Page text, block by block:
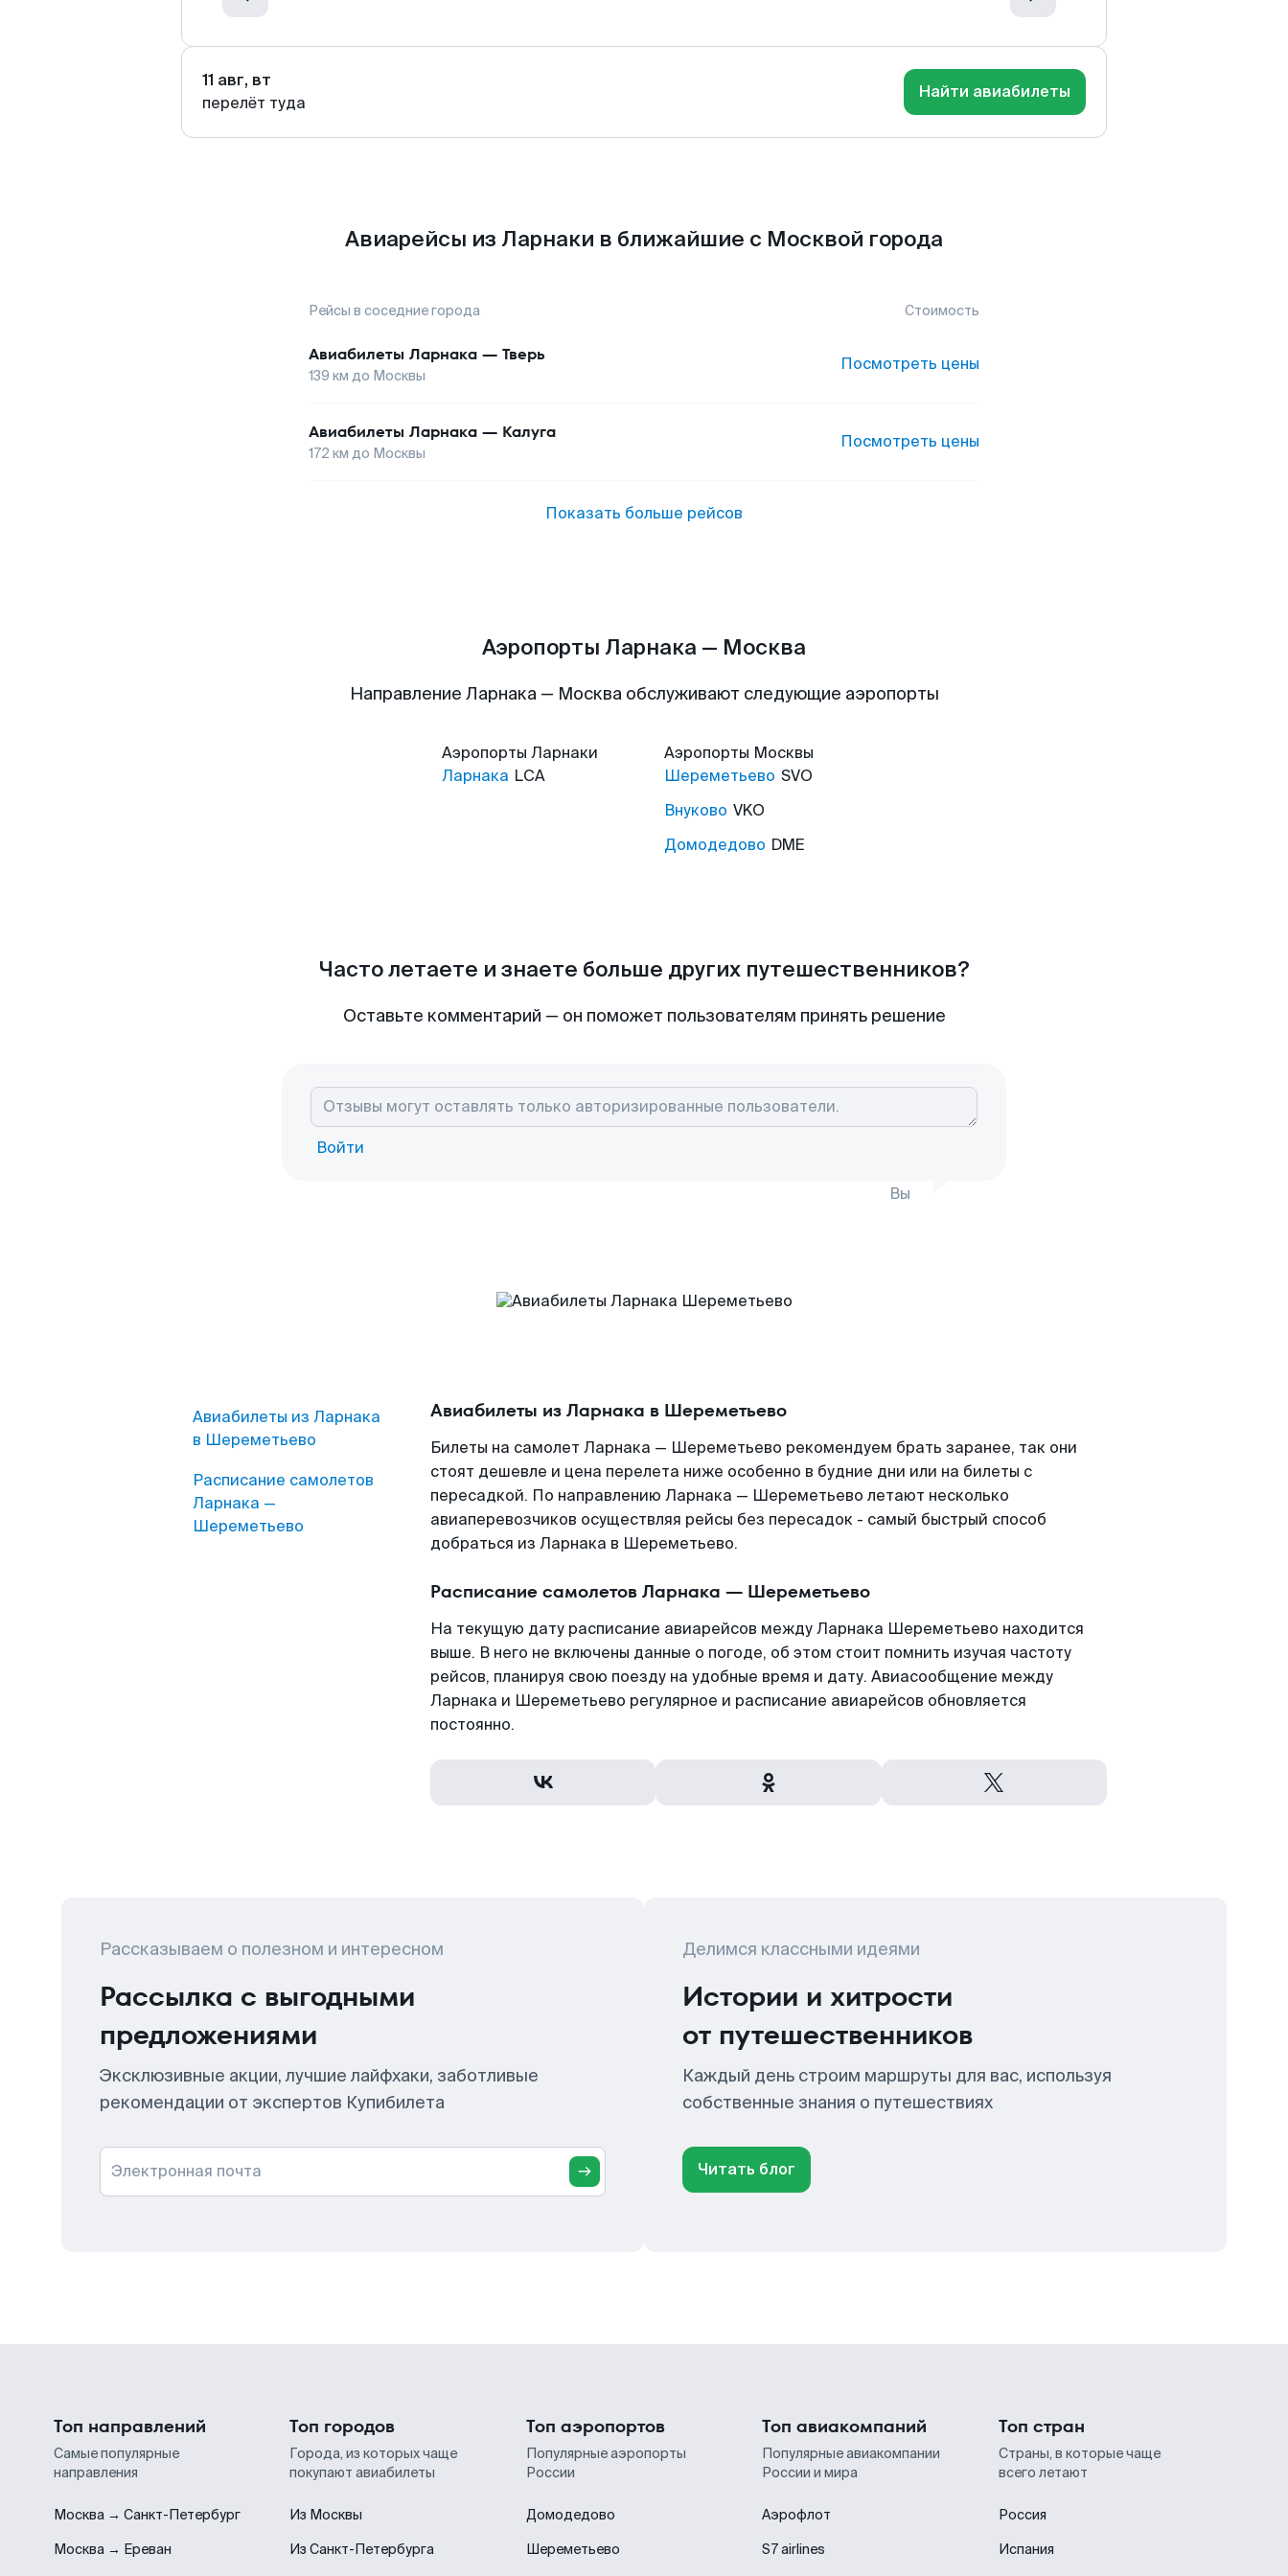
11 авг, вт
перелёт туда
Найти авиабилеты
Авиарейсы из Ларнаки в ближайшие с Москвой города
Рейсы в соседние города Стоимость
Авиабилеты Ларнака — Тверь
139 км до Москвы
Посмотреть цены
Авиабилеты Ларнака — Калуга
172 км до Москвы
Посмотреть цены
Показать больше рейсов
Аэропорты Ларнака — Москва
Направление Ларнака — Москва обслуживают следующие аэропорты
Аэропорты Ларнаки
Ларнака LCA
Аэропорты Москвы
Шереметьево SVO
Внуково VKO
Домодедово DME
Часто летаете и знаете больше других путешественников?
Оставьте комментарий — он поможет пользователям принять решение
Войти
Вы
Авиабилеты из Ларнака
в Шереметьево
Расписание самолетов
Ларнака —
Шереметьево
Авиабилеты из Ларнака в Шереметьево
Билеты на самолет Ларнака — Шереметьево рекомендуем брать заранее, так они
стоят дешевле и цена перелета ниже особенно в будние дни или на билеты с
пересадкой. По направлению Ларнака — Шереметьево летают несколько
авиаперевозчиков осуществляя рейсы без пересадок - самый быстрый способ
добраться из Ларнака в Шереметьево.
Расписание самолетов Ларнака — Шереметьево
На текущую дату расписание авиарейсов между Ларнака Шереметьево находится
выше. В него не включены данные о погоде, об этом стоит помнить изучая частоту
рейсов, планируя свою поезду на удобные время и дату. Авиасообщение между
Ларнака и Шереметьево регулярное и расписание авиарейсов обновляется
постоянно.
Рассказываем о полезном и интересном
Рассылка с выгодными
предложениями
Эксклюзивные акции, лучшие лайфхаки, заботливые
рекомендации от экспертов Купибилета
Электронная почта
Делимся классными идеями
Истории и хитрости
от путешественников
Каждый день строим маршруты для вас, используя
собственные знания о путешествиях
Читать блог
Топ направлений
Самые популярные
направления
Москва → Санкт-Петербург
Москва → Ереван
Топ городов
Города, из которых чаще
покупают авиабилеты
Из Москвы
Из Санкт-Петербурга
Топ аэропортов
Популярные аэропорты
России
Домодедово
Шереметьево
Топ авиакомпаний
Популярные авиакомпании
России и мира
Аэрофлот
S7 airlines
Топ стран
Страны, в которые чаще
всего летают
Россия
Испания